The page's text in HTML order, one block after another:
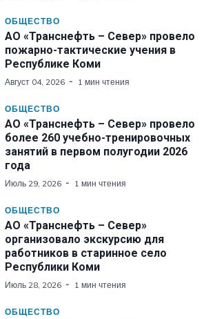
ОБЩЕСТВО
АО «Транснефть – Север» провело
пожарно-тактические учения в
Республике Коми
Август 04, 2026 1 мин чтения
ОБЩЕСТВО
АО «Транснефть – Север» провело
более 260 учебно-тренировочных
занятий в первом полугодии 2026
года
Июль 29, 2026 1 мин чтения
ОБЩЕСТВО
АО «Транснефть – Север»
организовало экскурсию для
работников в старинное село
Республики Коми
Июль 28, 2026 1 мин чтения
ОБЩЕСТВО